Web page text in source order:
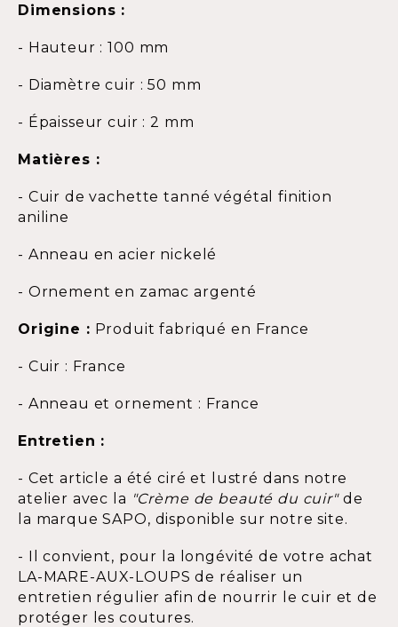
Dimensions :
- Hauteur : 100 mm
- Diamètre cuir : 50 mm
- Épaisseur cuir : 2 mm
Matières :
- Cuir de vachette tanné végétal finition
aniline
- Anneau en acier nickelé
- Ornement en zamac argenté
Origine : Produit fabriqué en France
- Cuir : France
- Anneau et ornement : France
Entretien :
- Cet article a été ciré et lustré dans notre
atelier avec la "Crème de beauté du cuir"de
la marque SAPO, disponible sur notre site.
- Il convient, pour la longévité de votre achat
LA-MARE-AUX-LOUPS de réaliser un
entretien régulier afin de nourrir le cuir et de
protéger les coutures.